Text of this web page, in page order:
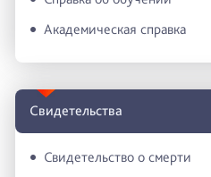
Академическая справка
Свидетельства
Свидетельство о смерти